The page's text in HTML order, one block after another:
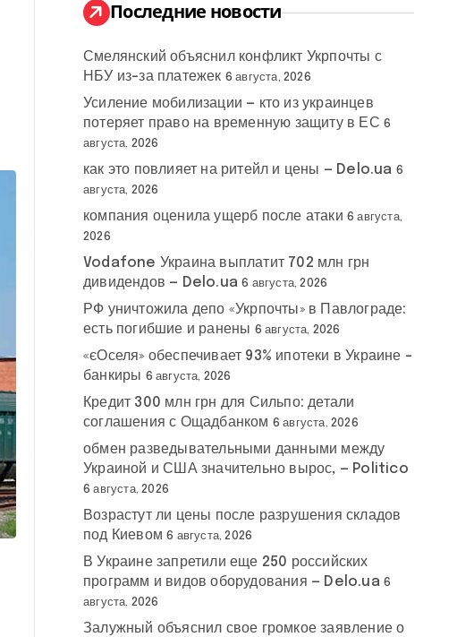
:
Последние новости
Смелянский объяснил конфликт Укрпочты с
НБУ из-за платежек 6 августа, 2026
Усиление мобилизации — кто из украинцев
потеряет право на временную защиту в ЕС 6
августа, 2026
как это повлияет на ритейл и цены — Delo.ua 6
августа, 2026
компания оценила ущерб после атаки 6 августа,
2026
Vodafone Украина выплатит 702 млн грн
дивидендов — Delo.ua 6 августа, 2026
РФ уничтожила депо «Укрпочты» в Павлограде:
есть погибшие и ранены 6 августа, 2026
«єОселя» обеспечивает 93% ипотеки в Украине –
банкиры 6 августа, 2026
Кредит 300 млн грн для Сильпо: детали
соглашения с Ощадбанком 6 августа, 2026
обмен разведывательными данными между
Украиной и США значительно вырос, — Politico
6 августа, 2026
Возрастут ли цены после разрушения складов
под Киевом 6 августа, 2026
В Украине запретили еще 250 российских
программ и видов оборудования — Delo.ua 6
августа, 2026
Залужный объяснил свое громкое заявление о